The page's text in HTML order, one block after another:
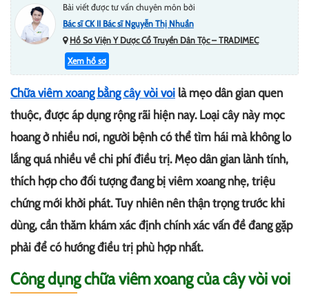
Bài viết được tư vấn chuyên môn bởi
Bác sĩ CK II Bác sĩ Nguyễn Thị Nhuần
Hồ Sơ Viện Y Dược Cổ Truyền Dân Tộc – TRADIMEC
Xem hồ sơ
Chữa viêm xoang bằng cây vòi voi là mẹo dân gian quen
thuộc, được áp dụng rộng rãi hiện nay. Loại cây này mọc
hoang ở nhiều nơi, người bệnh có thể tìm hái mà không lo
lắng quá nhiều về chi phí điều trị. Mẹo dân gian lành tính,
thích hợp cho đối tượng đang bị viêm xoang nhẹ, triệu
chứng mới khởi phát. Tuy nhiên nên thận trọng trước khi
dùng, cần thăm khám xác định chính xác vấn đề đang gặp
phải để có hướng điều trị phù hợp nhất.
Công dụng chữa viêm xoang của cây vòi voi